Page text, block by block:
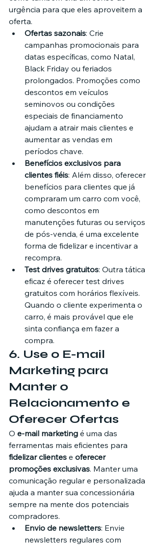
urgência para que eles aproveitem a
oferta.
Ofertas sazonais: Crie
campanhas promocionais para
datas específicas, como Natal,
Black Friday ou feriados
prolongados. Promoções como
descontos em veículos
seminovos ou condições
especiais de financiamento
ajudam a atrair mais clientes e
aumentar as vendas em
períodos chave.
Benefícios exclusivos para
clientes fiéis: Além disso, oferecer
benefícios para clientes que já
compraram um carro com você,
como descontos em
manutenções futuras ou serviços
de pós-venda, é uma excelente
forma de fidelizar e incentivar a
recompra.
Test drives gratuitos: Outra tática
eficaz é oferecer test drives
gratuitos com horários flexíveis.
Quando o cliente experimenta o
carro, é mais provável que ele
sinta confiança em fazer a
compra.
6. Use o E-mail
Marketing para
Manter o
Relacionamento e
Oferecer Ofertas
O e-mail marketing é uma das
ferramentas mais eficientes para
fidelizar clientes e oferecer
promoções exclusivas. Manter uma
comunicação regular e personalizada
ajuda a manter sua concessionária
sempre na mente dos potenciais
compradores.
Envio de newsletters: Envie
newsletters regulares com